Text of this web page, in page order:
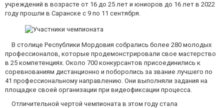
учреждений в возрасте от 16 до 25 лет и юниоров до 16 лет в 2022
году прошли в Саранске с 9 по 11 сентября.
В столице Республики Мордовия собрались более 280 молодых
профессионалов, которые продемонстрировали свое мастерство
в 25 компетенциях. Около 700 конкурсантов присоединились к
соревнованиям дистанционно и поборолись за звание лучшего по
41 профессиональному направлению. Они выполняли задания на
площадке своей организации при видеофиксации процесса.
Отличительной чертой чемпионата в этом году стала